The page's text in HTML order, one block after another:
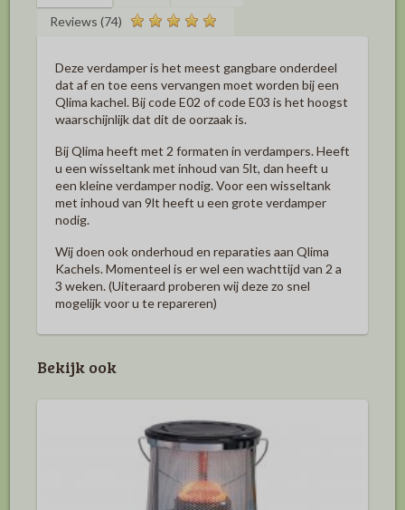
Reviews (74)
Deze verdamper is het meest gangbare onderdeel
dat af en toe eens vervangen moet worden bij een
Qlima kachel. Bij code E02 of code E03 is het hoogst
waarschijnlijk dat dit de oorzaak is.
Bij Qlima heeft met 2 formaten in verdampers. Heeft
u een wisseltank met inhoud van 5lt, dan heeft u
een kleine verdamper nodig. Voor een wisseltank
met inhoud van 9lt heeft u een grote verdamper
nodig.
Wij doen ook onderhoud en reparaties aan Qlima
Kachels. Momenteel is er wel een wachttijd van 2 a
3 weken. (Uiteraard proberen wij deze zo snel
mogelijk voor u te repareren)
Bekijk ook